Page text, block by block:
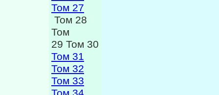
Том 27
Том 28
Том
29 Том 30
Том 31
Том 32
Том 33